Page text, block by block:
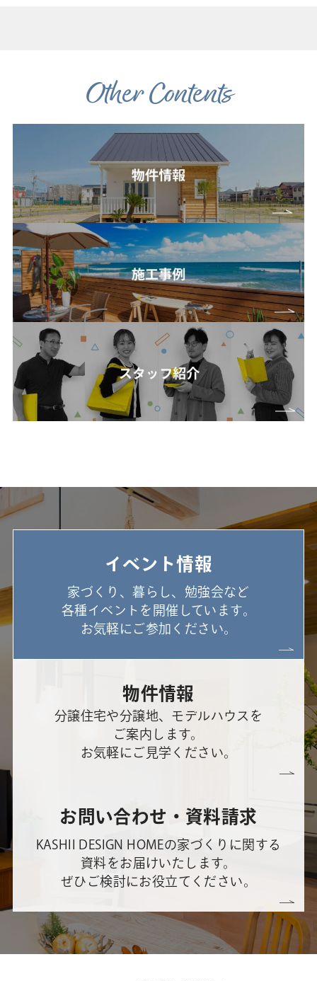
Other Contents
イベント情報
家づくり、暮らし、勉強会など
各種イベントを開催しています。
お気軽にご参加ください。
物件情報
分譲住宅や分譲地、モデルハウスを
ご案内します。
お気軽にご見学ください。
お問い合わせ・資料請求
KASHII DESIGN HOMEの家づくりに関する
資料をお届けいたします。
ぜひご検討にお役立てください。